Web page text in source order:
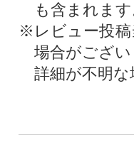
も含まれます
※レビュー投稿
場合がござ
詳細が不明